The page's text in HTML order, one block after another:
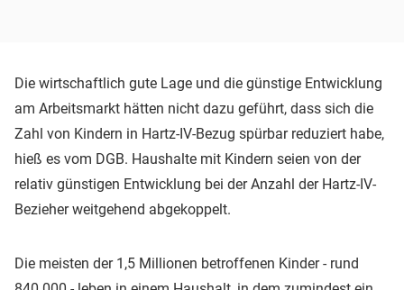
Die wirtschaftlich gute Lage und die günstige Entwicklung
am Arbeitsmarkt hätten nicht dazu geführt, dass sich die
Zahl von Kindern in Hartz-IV-Bezug spürbar reduziert habe,
hieß es vom DGB. Haushalte mit Kindern seien von der
relativ günstigen Entwicklung bei der Anzahl der Hartz-IV-
Bezieher weitgehend abgekoppelt.
Die meisten der 1,5 Millionen betroffenen Kinder - rund